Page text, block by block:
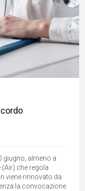
giugno, almeno a
che regola
viene rinnovato da
la convocazione